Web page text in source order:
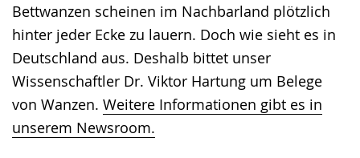
Bettwanzen scheinen im Nachbarland plötzlich
hinter jeder Ecke zu lauern. Doch wie sieht es in
Deutschland aus. Deshalb bittet unser
Wissenschaftler Dr. Viktor Hartung um Belege
von Wanzen. Weitere Informationen gibt es in
unserem Newsroom.